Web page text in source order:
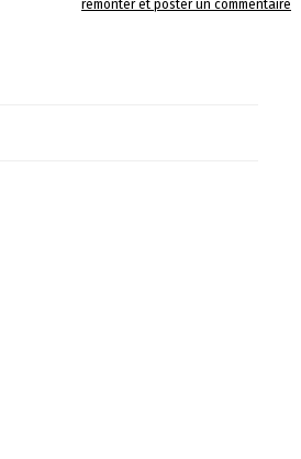
remonter et poster un commentaire